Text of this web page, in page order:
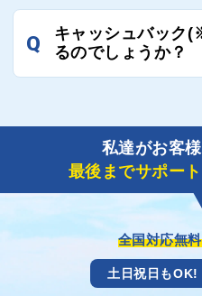
また、急ぎの場合など
にご協力いたしますの
り期間を短縮できる状
だきます。
風災補償を適用される
Q
キャッシュバック
るのでしょうか？
了しましたら、キャッ
に各項目を入力いただ
その内容を屋根コネク
までには送付手配させ
※キャッシュバックの金
ます。
私達がお客
最後までサポー
全国対応無
土日祝日も